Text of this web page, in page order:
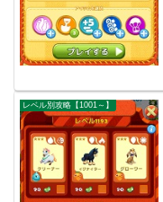
レベル別攻略【1001～】